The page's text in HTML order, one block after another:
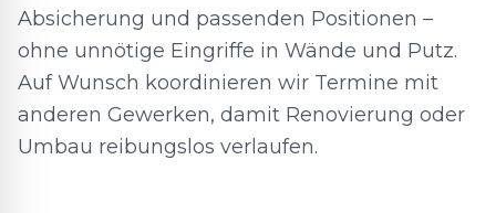
Absicherung und passenden Positionen –
ohne unnötige Eingriffe in Wände und Putz.
Auf Wunsch koordinieren wir Termine mit
anderen Gewerken, damit Renovierung oder
Umbau reibungslos verlaufen.